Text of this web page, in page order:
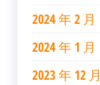
2024 年 2 月
2024 年 1 月
2023 年 12 月